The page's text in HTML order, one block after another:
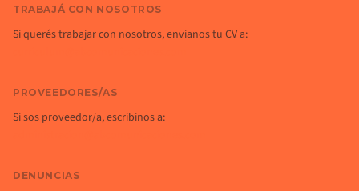
TRABAJÁ CON NOSOTROS
Si querés trabajar con nosotros, envianos tu CV a:
PROVEEDORES/AS
Si sos proveedor/a, escribinos a:
DENUNCIAS